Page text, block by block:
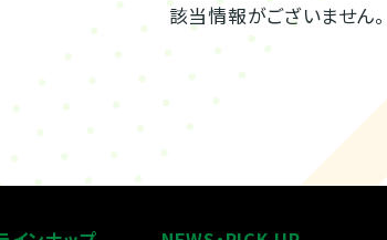
該当情報がございません。